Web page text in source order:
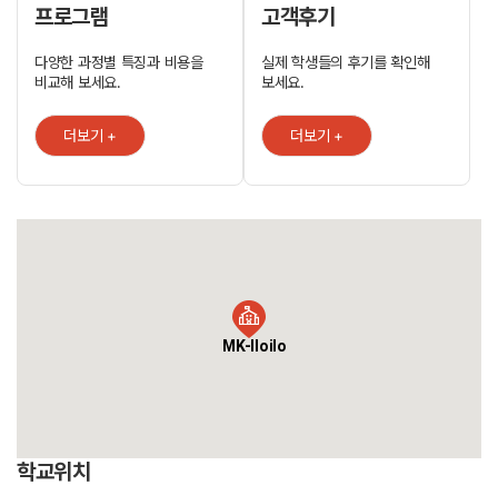
무선 인터넷 환경, 유선 인터넷 라인과 에어컨이 설치되어 있습니다.
스파르타식 관리와 University of Phillippines Iloilo, Central
Phillippines University 대학 과정 ESL 수료시 수료증 발급과 학점
인정을 받을 수 있어 학생들의 수요가 많고 만족도가 높습니다.
프로그램
다양한 과정별 특징과 비용을
비교해 보세요.
더보기 +
고객후기
실제 학생들의 후기를 확인해
보세요.
더보기 +
MK-Iloilo
학교위치